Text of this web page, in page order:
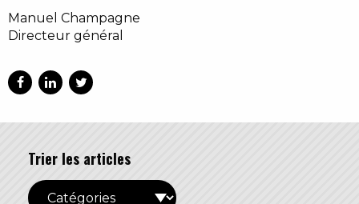
Manuel Champagne
Directeur général
Trier les articles